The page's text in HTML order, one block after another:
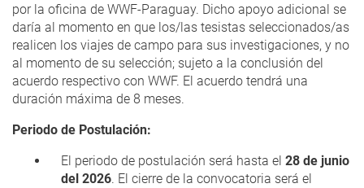
por la oficina de WWF-Paraguay. Dicho apoyo adicional se
daría al momento en que los/las tesistas seleccionados/as
realicen los viajes de campo para sus investigaciones, y no
al momento de su selección; sujeto a la conclusión del
acuerdo respectivo con WWF. El acuerdo tendrá una
duración máxima de 8 meses.
Periodo de Postulación:
El periodo de postulación será hasta el 28 de junio
del 2026. El cierre de la convocatoria será el